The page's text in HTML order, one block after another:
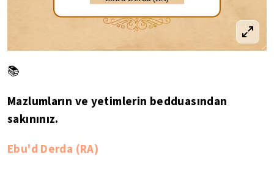
📚
Mazlumların ve yetimlerin bedduasından
sakınınız.
Ebu'd Derda (RA)